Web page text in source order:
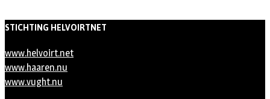
STICHTING HELVOIRTNET
www.helvoirt.net
www.haaren.nu
www.vught.nu